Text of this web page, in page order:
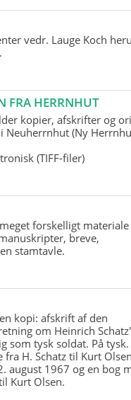
vedr. Lauge Koch
FRA HERRNHUT
kopier, afskrifter og
Neuherrnhut (Ny
(TIFF-filer)
forskelligt
breve,
stamtavle.
kopi: afskrift af den
om Heinrich Schatz'
som tysk soldat. På tysk.
fra H. Schatz til Kurt
august 1967 og en bog
Kurt Olsen.